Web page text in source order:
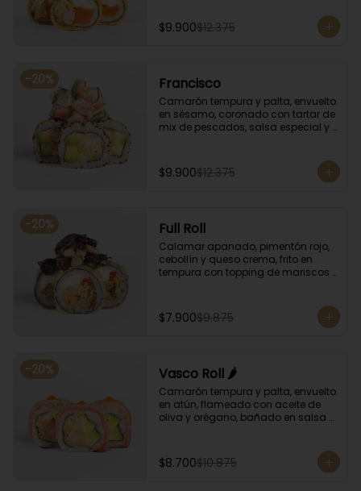
$9.900$12.375
-20% Francisco
Camarón tempura y palta, envuelto
en sésamo, coronado con tartar de
mix de pescados, salsa especial y
$9.900$12.375
-20% Full Roll
Calamar apanado, pimentón rojo,
cebollín y queso crema, frito en
tempura con topping de mariscos
$7.900$9.875
-20% Vasco Roll 🌶️
Camarón tempura y palta, envuelto
en atún, flameado con aceite de
oliva y orégano, bañado en salsa
$8.700$10.875